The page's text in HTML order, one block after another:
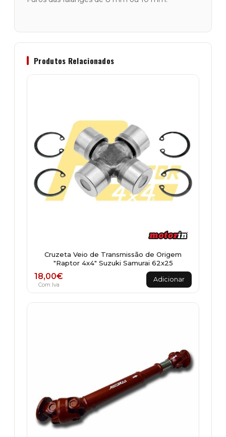
Produtos Relacionados
Cruzeta Veio de Transmissão de Origem
"Raptor 4x4" Suzuki Samurai 62x25
18,00€
Com Iva
Adicionar